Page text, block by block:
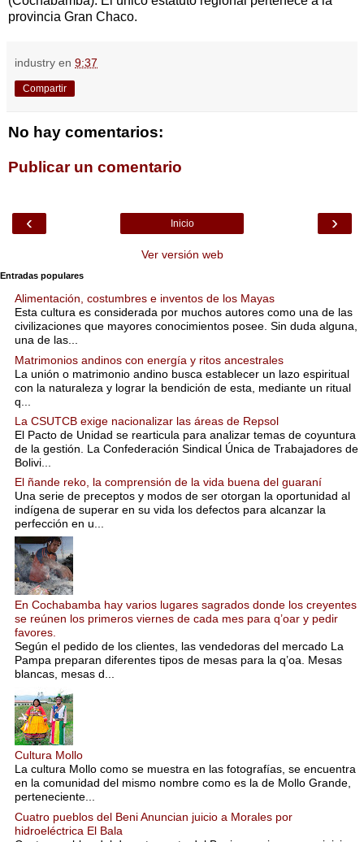
provincia Gran Chaco.
industry en 9:37
Compartir
No hay comentarios:
Publicar un comentario
‹ ›
Inicio
Ver versión web
Entradas populares
Alimentación, costumbres e inventos de los Mayas
Esta cultura es considerada por muchos autores como una de las
civilizaciones que mayores conocimientos posee. Sin duda alguna,
una de las...
Matrimonios andinos con energía y ritos ancestrales
La unión o matrimonio andino busca establecer un lazo espiritual
con la naturaleza y lograr la bendición de esta, mediante un ritual
q...
La CSUTCB exige nacionalizar las áreas de Repsol
El Pacto de Unidad se rearticula para analizar temas de coyuntura
de la gestión. La Confederación Sindical Única de Trabajadores de
Bolivi...
El ñande reko, la comprensión de la vida buena del guaraní
Una serie de preceptos y modos de ser otorgan la oportunidad al
indígena de superar en su vida los defectos para alcanzar la
perfección en u...
En Cochabamba hay varios lugares sagrados donde los creyentes
se reúnen los primeros viernes de cada mes para q’oar y pedir
favores.
Según el pedido de los clientes, las vendedoras del mercado La
Pampa preparan diferentes tipos de mesas para la q’oa. Mesas
blancas, mesas d...
Cultura Mollo
La cultura Mollo como se muestra en las fotografías, se encuentra
en la comunidad del mismo nombre como es la de Mollo Grande,
perteneciente...
Cuatro pueblos del Beni Anuncian juicio a Morales por
hidroeléctrica El Bala